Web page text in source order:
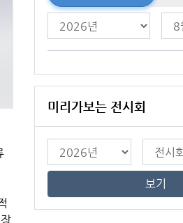
미리가보는 전시회
보기